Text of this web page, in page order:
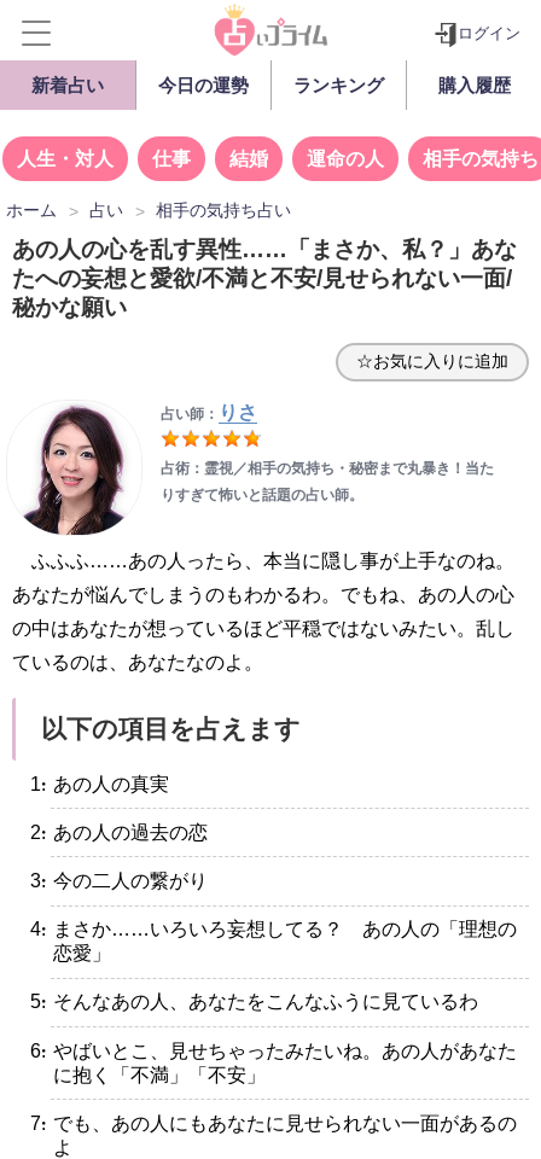
ログイン
新着占い 今日の運勢 ランキング 購入履歴
人生・対人 仕事 結婚 運命の人 相手の気持ち
ホーム 占い 相手の気持ち占い
あの人の心を乱す異性……「まさか、私？」あな
たへの妄想と愛欲/不満と不安/見せられない一面/
秘かな願い
☆お気に入りに追加
占い師： りさ
占術：霊視／相手の気持ち・秘密まで丸暴き！当た
りすぎて怖いと話題の占い師。
ふふふ……あの人ったら、本当に隠し事が上手なのね。
あなたが悩んでしまうのもわかるわ。でもね、あの人の心
の中はあなたが想っているほど平穏ではないみたい。乱し
ているのは、あなたなのよ。
以下の項目を占えます
・あの人の真実
・あの人の過去の恋
・今の二人の繋がり
・まさか……いろいろ妄想してる？ あの人の「理想の
恋愛」
・そんなあの人、あなたをこんなふうに見ているわ
・やばいとこ、見せちゃったみたいね。あの人があなた
に抱く「不満」「不安」
・でも、あの人にもあなたに見せられない一面があるの
よ